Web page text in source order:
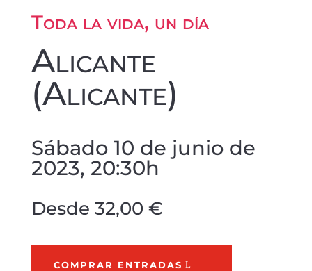
Toda la vida, un día
Alicante
(Alicante)
Sábado 10 de junio de
2023, 20:30h
Desde 32,00 €
COMPRAR ENTRADAS